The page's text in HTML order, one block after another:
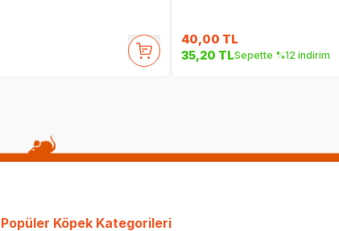
40,00 TL
35,20 TLSepette %12 indirim
Popüler Köpek Kategorileri